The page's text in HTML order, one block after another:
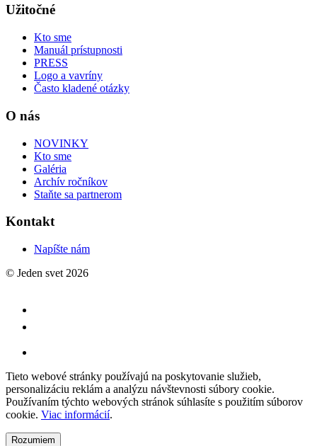
Užitočné
Kto sme
Manuál prístupnosti
PRESS
Logo a vavríny
Často kladené otázky
O nás
NOVINKY
Kto sme
Galéria
Archív ročníkov
Staňte sa partnerom
Kontakt
Napíšte nám
© Jeden svet 2026
Tieto webové stránky používajú na poskytovanie služieb,
personalizáciu reklám a analýzu návštevnosti súbory cookie.
Používaním týchto webových stránok súhlasíte s použitím súborov
cookie. Viac informácií.
Rozumiem